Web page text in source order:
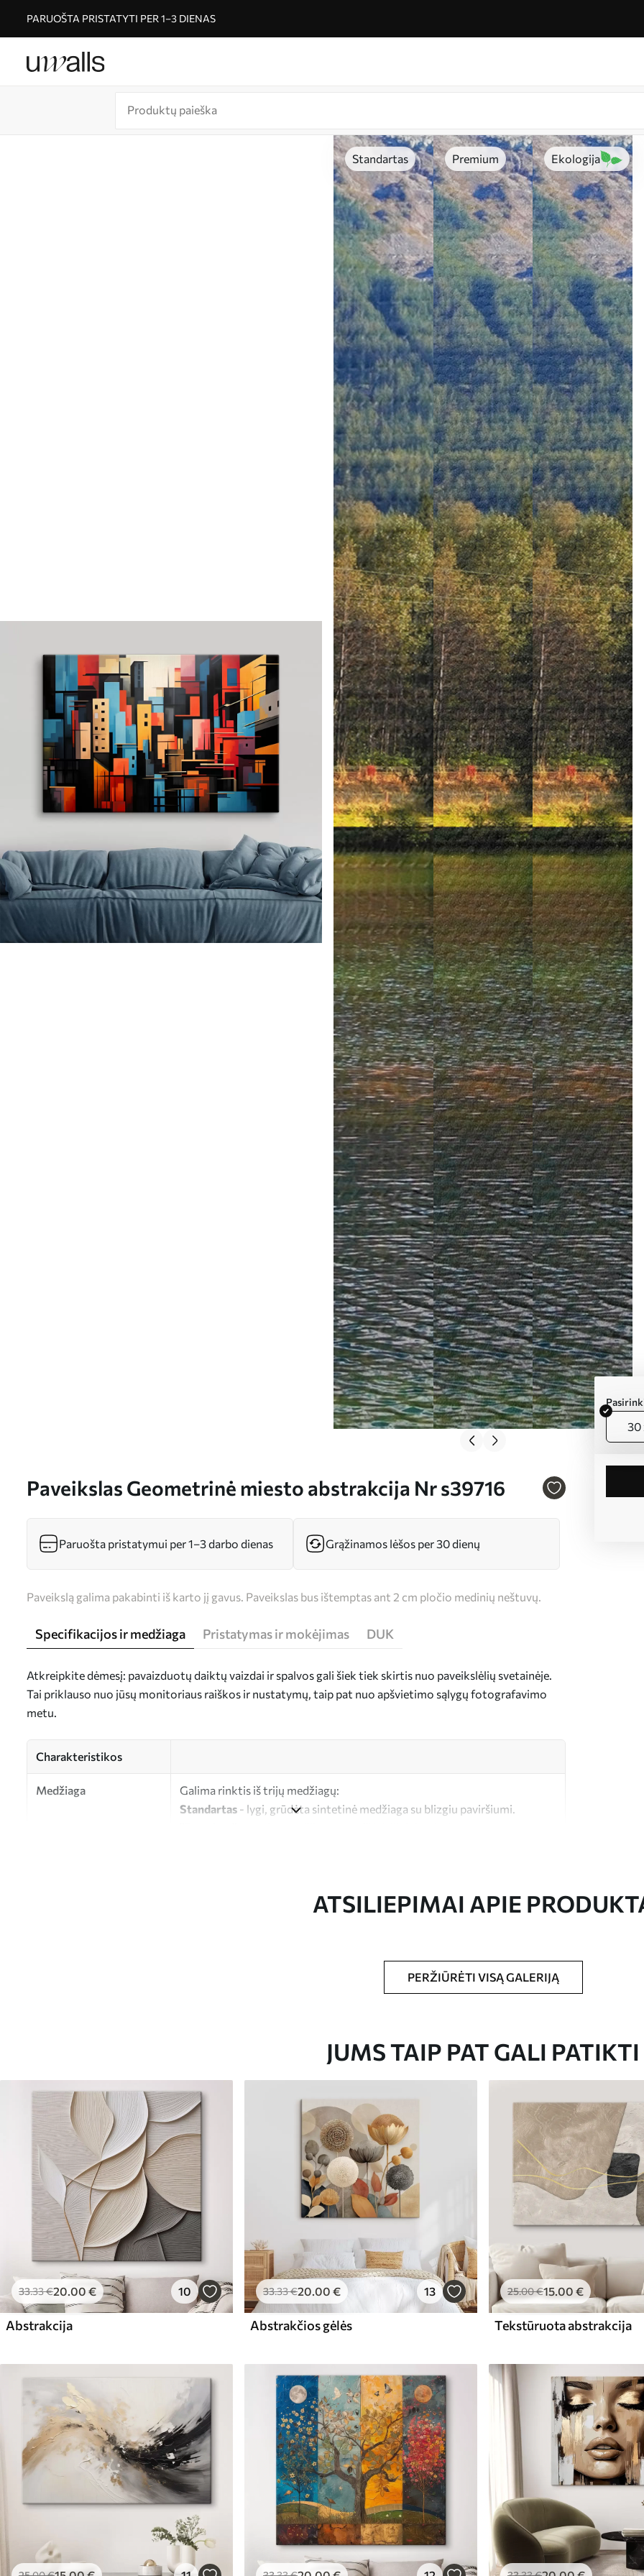
PARUOŠTA PRISTATYTI PER 1–3 DIENAS
Standartas Premium Ekologija
Paveikslas Geometrinė miesto abstrakcija Nr s39716
30
Paruošta pristatymui per 1–3 darbo dienas Grąžinamos lėšos per 30 dienų
Paveikslą galima pakabinti iš karto jį gavus. Paveikslas bus ištemptas ant 2 cm pločio medinių neštuvų.
Specifikacijos ir medžiaga Pristatymas ir mokėjimas DUK
Atkreipkite dėmesį: pavaizduotų daiktų vaizdai ir spalvos gali šiek tiek skirtis nuo paveikslėlių svetainėje.
Tai priklauso nuo jūsų monitoriaus raiškos ir nustatymų, taip pat nuo apšvietimo sąlygų fotografavimo
metu.
Charakteristikos
Medžiaga
Galima rinktis iš trijų medžiagų:
Standartas - lygi, grūdėta sintetinė medžiaga su blizgiu paviršiumi.
Iš .00€
ATSILIEPIMAI APIE
PERŽIŪRĖTI VISĄ GALERIJĄ
JUMS TAIP PAT GALI PATIKTI
33.33€20.00 € 10
Abstrakcija
33.33€20.00 € 13
Abstrakčios gėlės
25.00€15.00 €
Tekstūruota abstrakcija